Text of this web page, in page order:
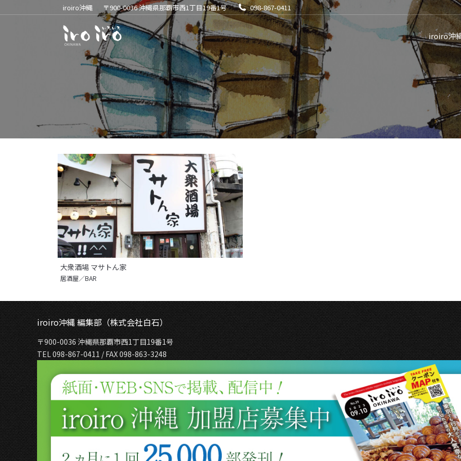
iroiro沖縄 〒900-0036 沖縄県那覇市西1丁目19番1号 098-867-0411
iroiro沖
大衆酒場 マサトん家
居酒屋／BAR
iroiro沖縄 編集部（株式会社白石）
〒900-0036 沖縄県那覇市西1丁目19番1号
TEL 098-867-0411 / FAX 098-863-3248